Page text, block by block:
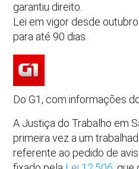
garantiu direito.
Lei em vigor desde
para até 90 dias.
Do G1, com informações
A Justiça do Trabalho em
primeira vez a um
referente ao pedido de